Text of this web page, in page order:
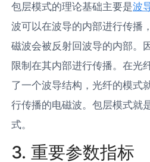
包层模式的理论基础主要是波
波可以在波导的内部进行传播
磁波会被反射回波导的内部。
限制在其内部进行传播。在光
了一个波导结构，光纤的模式
行传播的电磁波。包层模式就
式。
3. 重要参数指标